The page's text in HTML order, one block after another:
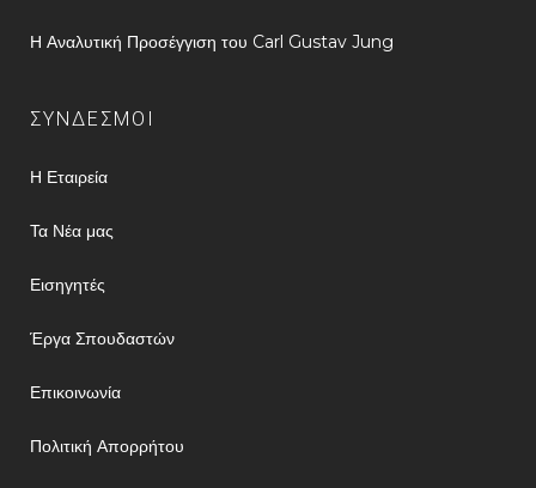
Η Αναλυτική Προσέγγιση του Carl Gustav Jung
ΣΥΝΔΕΣΜΟΙ
Η Εταιρεία
Τα Νέα μας
Εισηγητές
Έργα Σπουδαστών
Επικοινωνία
Πολιτική Απορρήτου